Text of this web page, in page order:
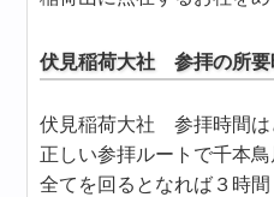
伏見稲荷大社 参拝の所要
伏見稲荷大社 参拝時間は
正しい参拝ルートで千本鳥
全てを回るとなれば３時